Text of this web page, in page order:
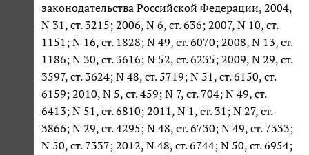
законодательства Российской Федерации, 2004,
N 31, ст. 3215; 2006, N 6, ст. 636; 2007, N 10, ст.
1151; N 16, ст. 1828; N 49, ст. 6070; 2008, N 13, ст.
1186; N 30, ст. 3616; N 52, ст. 6235; 2009, N 29, ст.
3597, ст. 3624; N 48, ст. 5719; N 51, ст. 6150, ст.
6159; 2010, N 5, ст. 459; N 7, ст. 704; N 49, ст.
6413; N 51, ст. 6810; 2011, N 1, ст. 31; N 27, ст.
3866; N 29, ст. 4295; N 48, ст. 6730; N 49, ст. 7333;
N 50, ст. 7337; 2012, N 48, ст. 6744; N 50, ст. 6954;